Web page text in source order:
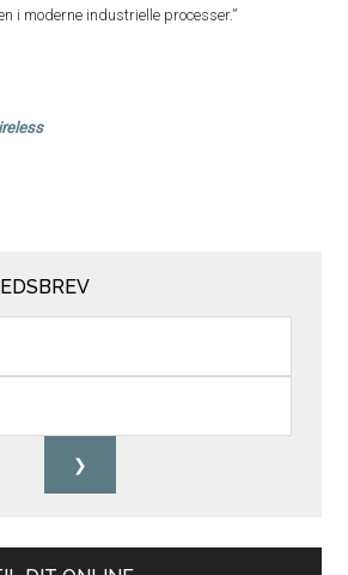
i moderne industrielle processer.”